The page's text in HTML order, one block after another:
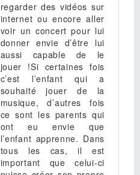
regarder des vidéos sur
internet ou encore aller
voir un concert pour lui
donner envie d’être lui
aussi capable de le
jouer !Si certaines fois
c’est l’enfant qui a
souhaité jouer de la
musique, d’autres fois
ce sont les parents qui
ont eu envie que
l’enfant apprenne. Dans
tous les cas, il est
important que celui-ci